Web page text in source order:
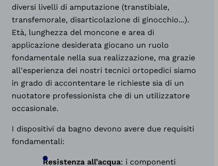
diversi livelli di amputazione (transtibiale,
transfemorale, disarticolazione di ginocchio...).
Età, lunghezza del moncone e area di
applicazione desiderata giocano un ruolo
fondamentale nella sua realizzazione, ma grazie
all'esperienza dei nostri tecnici ortopedici siamo
in grado di accontentare le richieste sia di un
nuotatore professionista che di un utilizzatore
occasionale.
I dispositivi da bagno devono avere due requisiti
fondamentali:
Resistenza all’acqua: i componenti